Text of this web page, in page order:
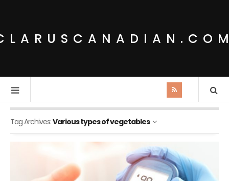
Tag Archives:Various types of vegetables